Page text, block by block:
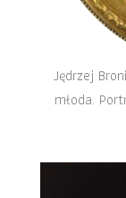
Jędrzej
młoda.